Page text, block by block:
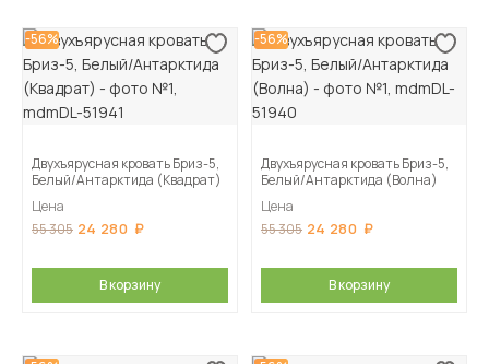
-56%
Двухъярусная кровать Бриз-5,
Белый/Антарктида (Квадрат)
Цена
55 305 24 280
В корзину
-56%
Двухъярусная кровать Бриз-5,
Белый/Антарктида (Волна)
Цена
55 305 24 280
В корзину